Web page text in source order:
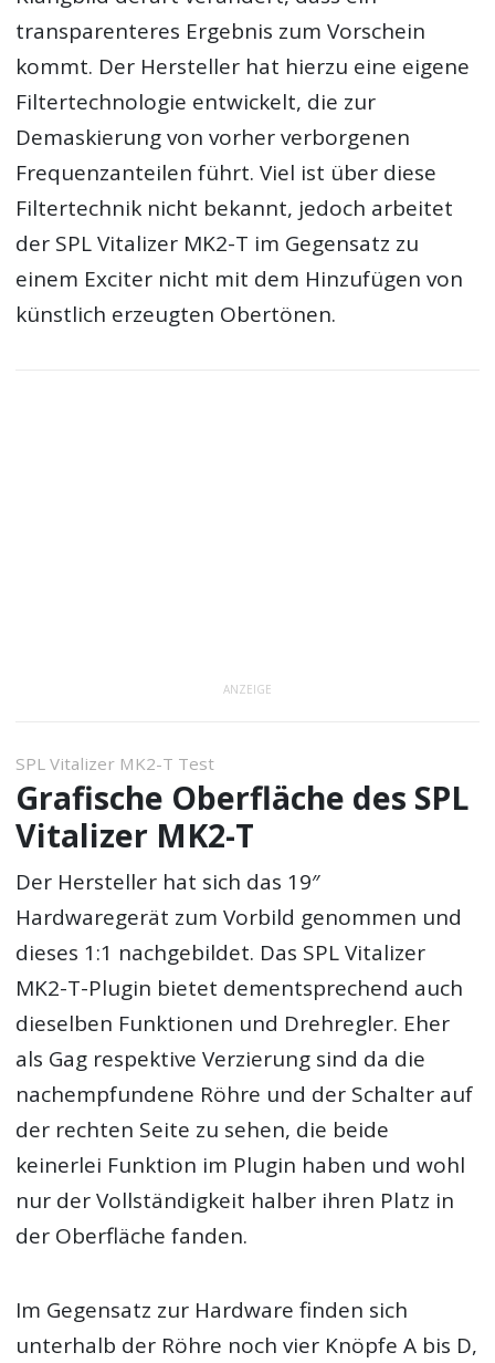
transparenteres Ergebnis zum Vorschein
kommt. Der Hersteller hat hierzu eine eigene
Filtertechnologie entwickelt, die zur
Demaskierung von vorher verborgenen
Frequenzanteilen führt. Viel ist über diese
Filtertechnik nicht bekannt, jedoch arbeitet
der SPL Vitalizer MK2-T im Gegensatz zu
einem Exciter nicht mit dem Hinzufügen von
künstlich erzeugten Obertönen.
ANZEIGE
SPL Vitalizer MK2-T Test
Grafische Oberfläche des SPL
Vitalizer MK2-T
Der Hersteller hat sich das 19″
Hardwaregerät zum Vorbild genommen und
dieses 1:1 nachgebildet. Das SPL Vitalizer
MK2-T-Plugin bietet dementsprechend auch
dieselben Funktionen und Drehregler. Eher
als Gag respektive Verzierung sind da die
nachempfundene Röhre und der Schalter auf
der rechten Seite zu sehen, die beide
keinerlei Funktion im Plugin haben und wohl
nur der Vollständigkeit halber ihren Platz in
der Oberfläche fanden.
Im Gegensatz zur Hardware finden sich
unterhalb der Röhre noch vier Knöpfe A bis D,